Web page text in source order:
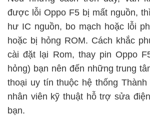
được lỗi Oppo F5 bị mất nguồn,
hư IC nguồn, bo mạch hoặc lỗi
hoặc bị hỏng ROM. Cách khắc
cài đặt lại Rom, thay pin Oppo
hỏng) bạn nên đến những trung
thoại uy tín thuộc hệ thống Thành
nhân viên kỹ thuật hỗ trợ sửa
bạn.